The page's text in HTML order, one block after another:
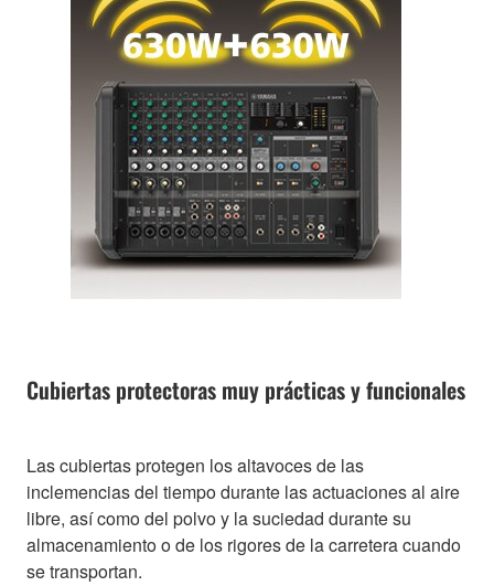
Cubiertas protectoras muy prácticas y funcionales
Las cubiertas protegen los altavoces de las
inclemencias del tiempo durante las actuaciones al aire
libre, así como del polvo y la suciedad durante su
almacenamiento o de los rigores de la carretera cuando
se transportan.